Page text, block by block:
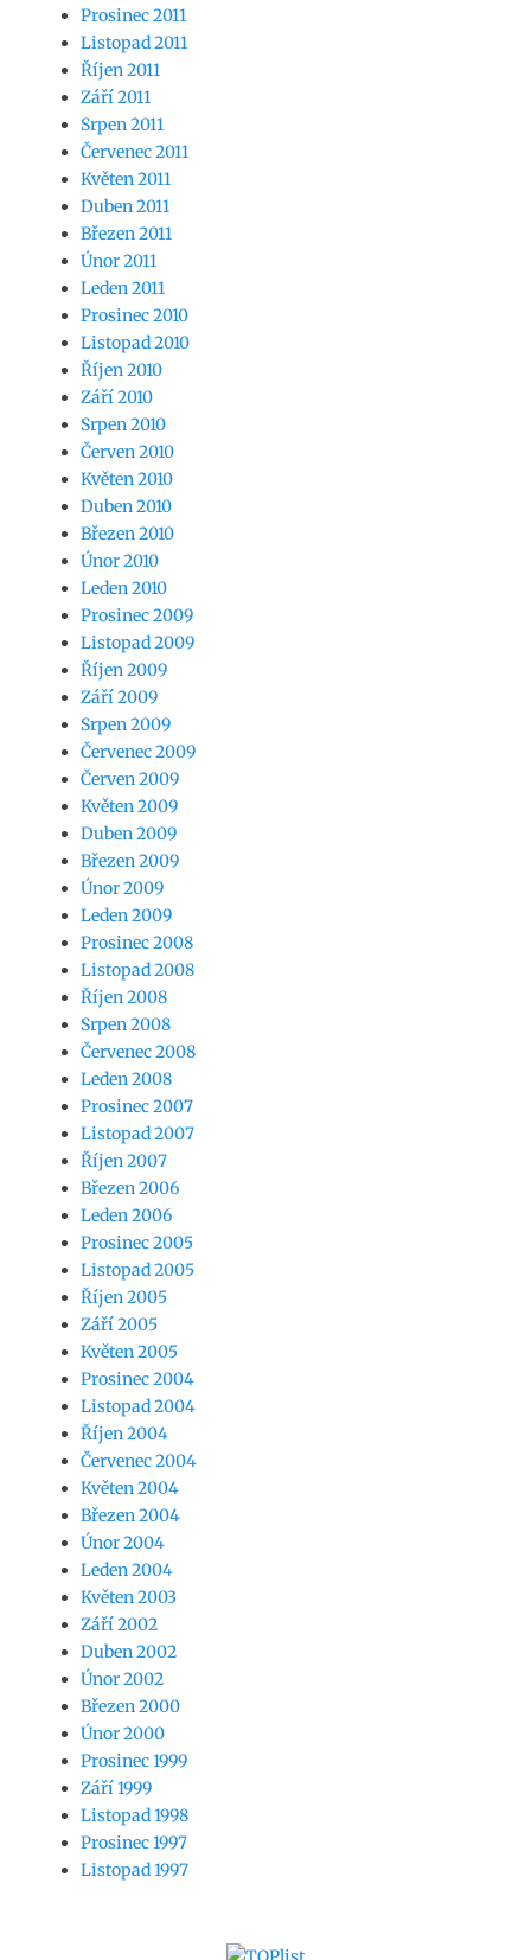
Prosinec 2011
Listopad 2011
Říjen 2011
Září 2011
Srpen 2011
Červenec 2011
Květen 2011
Duben 2011
Březen 2011
Únor 2011
Leden 2011
Prosinec 2010
Listopad 2010
Říjen 2010
Září 2010
Srpen 2010
Červen 2010
Květen 2010
Duben 2010
Březen 2010
Únor 2010
Leden 2010
Prosinec 2009
Listopad 2009
Říjen 2009
Září 2009
Srpen 2009
Červenec 2009
Červen 2009
Květen 2009
Duben 2009
Březen 2009
Únor 2009
Leden 2009
Prosinec 2008
Listopad 2008
Říjen 2008
Srpen 2008
Červenec 2008
Leden 2008
Prosinec 2007
Listopad 2007
Říjen 2007
Březen 2006
Leden 2006
Prosinec 2005
Listopad 2005
Říjen 2005
Září 2005
Květen 2005
Prosinec 2004
Listopad 2004
Říjen 2004
Červenec 2004
Květen 2004
Březen 2004
Únor 2004
Leden 2004
Květen 2003
Září 2002
Duben 2002
Únor 2002
Březen 2000
Únor 2000
Prosinec 1999
Září 1999
Listopad 1998
Prosinec 1997
Listopad 1997